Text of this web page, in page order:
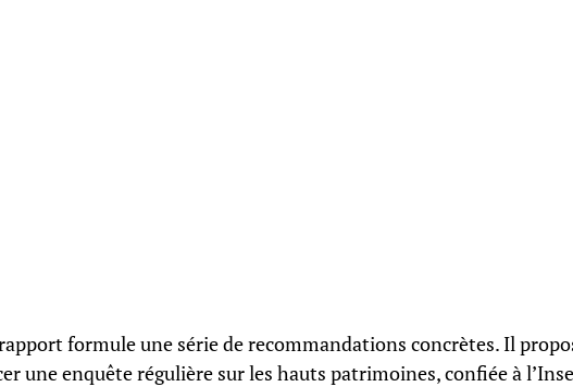
formule une série de recommandations concrètes. Il
une enquête régulière sur les hauts patrimoines, confiée à